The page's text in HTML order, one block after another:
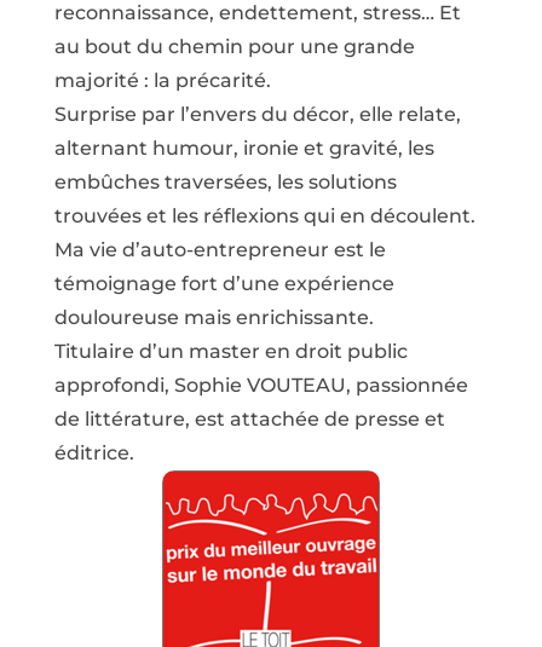
reconnaissance, endettement, stress… Et
au bout du chemin pour une grande
majorité : la précarité.
Surprise par l’envers du décor, elle relate,
alternant humour, ironie et gravité, les
embûches traversées, les solutions
trouvées et les réflexions qui en découlent.
Ma vie d’auto-entrepreneur est le
témoignage fort d’une expérience
douloureuse mais enrichissante.
Titulaire d’un master en droit public
approfondi, Sophie VOUTEAU, passionnée
de littérature, est attachée de presse et
éditrice.